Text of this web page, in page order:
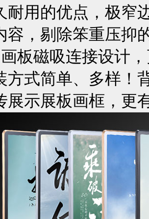
耐用的优点，极窄
容，剔除笨重压抑
板磁吸连接设计
方式简单、多样！
展示展板画框，更